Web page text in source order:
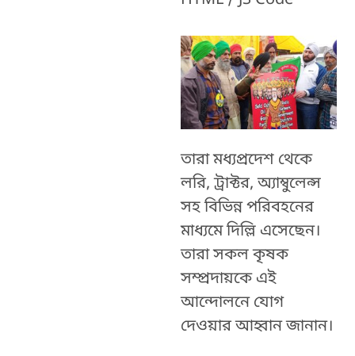
তারা মধ্যপ্রদেশ থেকে
লরি, ট্রাক্টর, অ্যাম্বুলেন্স
সহ বিভিন্ন পরিবহনের
মাধ্যমে দিল্লি এসেছেন।
তারা সকল কৃষক
সম্প্রদায়কে এই
আন্দোলনে যোগ
দেওয়ার আহ্বান জানান।